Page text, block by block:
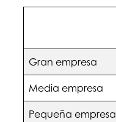
Gran empresa
Media empresa
Pequeña empresa